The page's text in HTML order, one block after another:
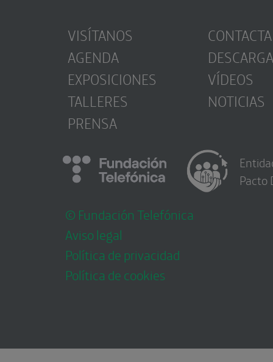
VISÍTANOS
AGENDA
EXPOSICIONES
TALLERES
PRENSA
CONTACTA
VÍDEOS
NOTICIAS
© Fundación Telefónica
Aviso legal
Política de privacidad
Política de cookies
Pacto